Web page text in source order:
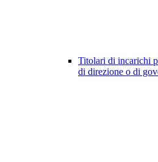
Titolari di incarichi
di direzione o di